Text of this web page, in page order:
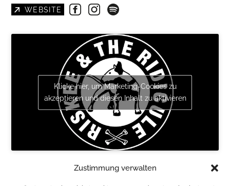
Zustimmung verwalten
WEBSITE
Klicke hier, um Marketing-Cookies zu
akzeptieren und diesen Inhalt zu aktivieren
PRÄSENTIERT VON BOOMBATZE ENTERTAINMENT